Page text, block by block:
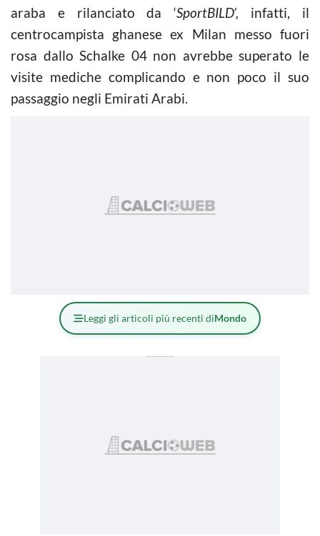
araba e rilanciato da ‘SportBILD’, infatti, il
centrocampista ghanese ex Milan messo fuori
rosa dallo Schalke 04 non avrebbe superato le
visite mediche complicando e non poco il suo
passaggio negli Emirati Arabi.
Leggi gli articoli più recenti diMondo